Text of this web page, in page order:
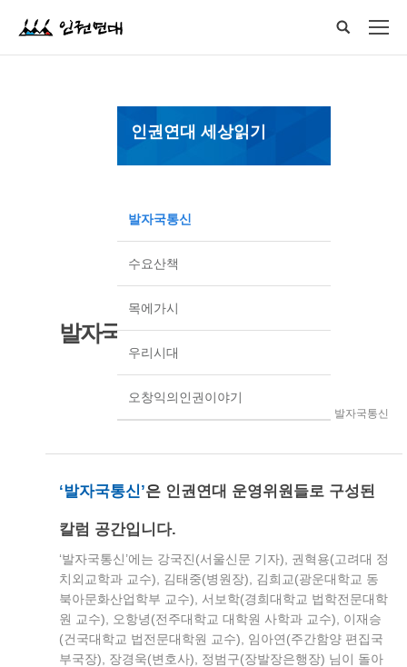
인권연대 세상읽기
발자국통신
수요산책
목에가시
우리시대
오창익의인권이야기
발자국통신
> 인권연대세상읽기 > 발자국통신
‘발자국통신’은 인권연대 운영위원들로 구성된
칼럼 공간입니다.
‘발자국통신’에는 강국진(서울신문 기자), 권혁용(고려대 정
치외교학과 교수), 김태중(병원장), 김희교(광운대학교 동
북아문화산업학부 교수), 서보학(경희대학교 법학전문대학
원 교수), 오항녕(전주대학교 대학원 사학과 교수), 이재승
(건국대학교 법전문대학원 교수), 임아연(주간함양 편집국
부국장), 장경욱(변호사), 정범구(장발장은행장) 님이 돌아